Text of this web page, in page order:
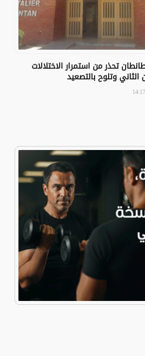
تحذر من استمرار الاختلالات
وتلوح بالتصعيد